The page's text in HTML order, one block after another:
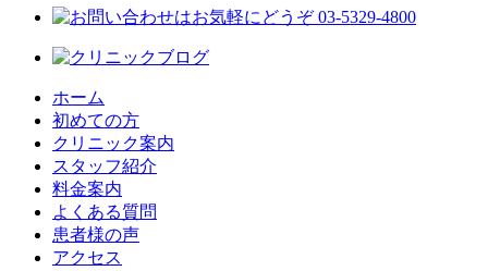
ホーム
初めての方
クリニック案内
スタッフ紹介
料金案内
よくある質問
患者様の声
アクセス